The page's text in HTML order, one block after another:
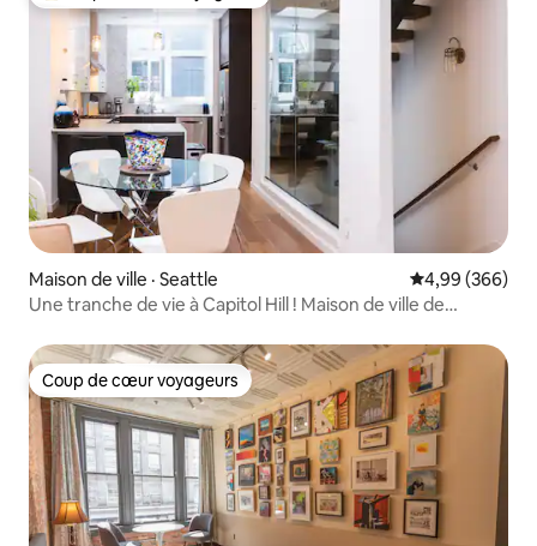
Maison de ville · Seattle Note
4,99 (366)
Une tranche de vie à Capitol Hill ! Maison de ville de
Coup de cœur voyageurs
Coup de cœur voyageurs